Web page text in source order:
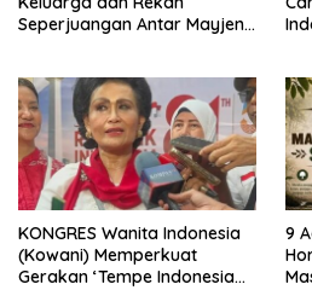
Seperjuangan Antar Mayjen
Terakhir
KONGRES Wanita Indonesia
(Kowani) Memperkuat
Gerakan ‘Tempe Indonesia
9